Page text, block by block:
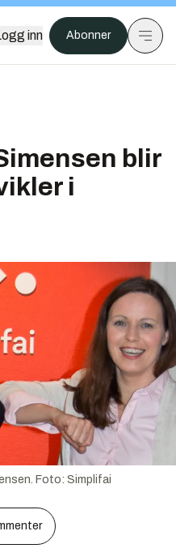
inn Abonner
blir
i
Foto: Simplifai